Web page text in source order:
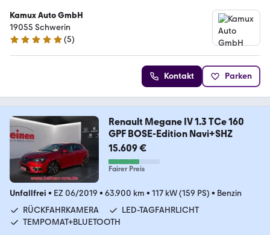
Kamux Auto GmbH
19055 Schwerin
4.9 Sterne
(5)
Kontakt Parken
Renault Megane IV 1.3 TCe 160
GPF BOSE-Edition Navi+SHZ
15.609 €
Fairer Preis
Unfallfrei • EZ 06/2019 • 63.900 km • 117 kW (159 PS) • Benzin
RÜCKFAHRKAMERA
LED-TAGFAHRLICHT
TEMPOMAT+BLUETOOTH